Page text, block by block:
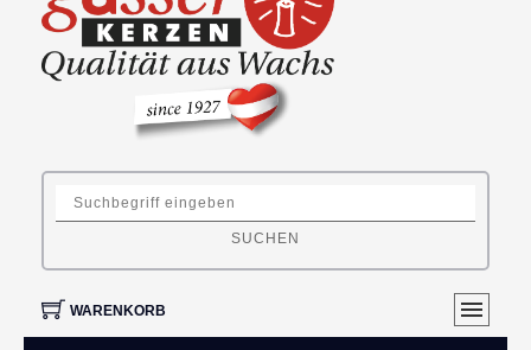
SUCHEN
WARENKORB